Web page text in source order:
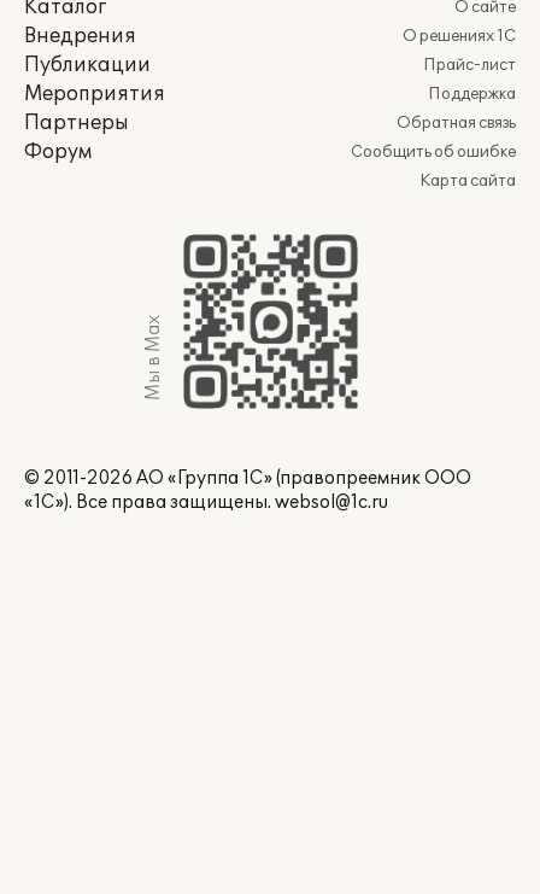
Каталог
Внедрения
Публикации
Мероприятия
Партнеры
Форум
О сайте
О решениях 1С
Прайс-лист
Поддержка
Обратная связь
Сообщить об ошибке
Карта сайта
Мы в Max
© 2011-2026 АО «Группа 1С» (правопреемник ООО
«1С»). Все права защищены. websol@1c.ru